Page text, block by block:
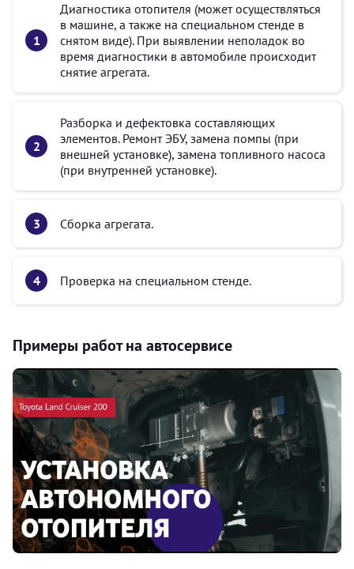
Диагностика отопителя (может осуществляться
в машине, а также на специальном стенде в
снятом виде). При выявлении неполадок во
время диагностики в автомобиле происходит
снятие агрегата.
Разборка и дефектовка составляющих
элементов. Ремонт ЭБУ, замена помпы (при
внешней установке), замена топливного насоса
(при внутренней установке).
Сборка агрегата.
Проверка на специальном стенде.
Примеры работ на автосервисе